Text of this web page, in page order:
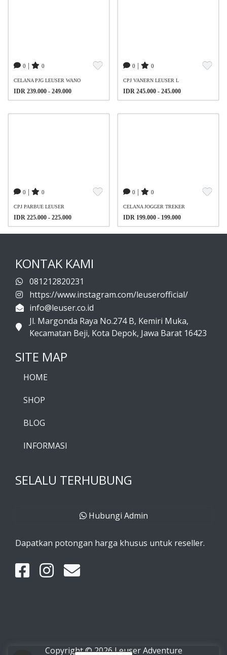
0 0
CELANA PJG LEUSER WANO
IDR 239.000 - 249.000
0 0
CPJ VANERN LEUSER L
IDR 245.000 - 245.000
0 0
CPJ PARBUE LEUSER
IDR 225.000 - 225.000
0 0
CELANA JOGGER TREKER
IDR 199.000 - 199.000
KONTAK KAMI
081212820231
https://www.instagram.com/leuserofficial/
info@leuser.co.id
Jl. Margonda Raya No.274 B, Kemiri Muka,
Kecamatan Beji, Kota Depok, Jawa Barat 16423
SITE MAP
HOME
SHOP
BLOG
INFORMASI
SELALU TERHUBUNG
Hubungi Admin
Dapatkan potongan harga khusus untuk reseller.
Copyright © 2026 Leuser Adventure